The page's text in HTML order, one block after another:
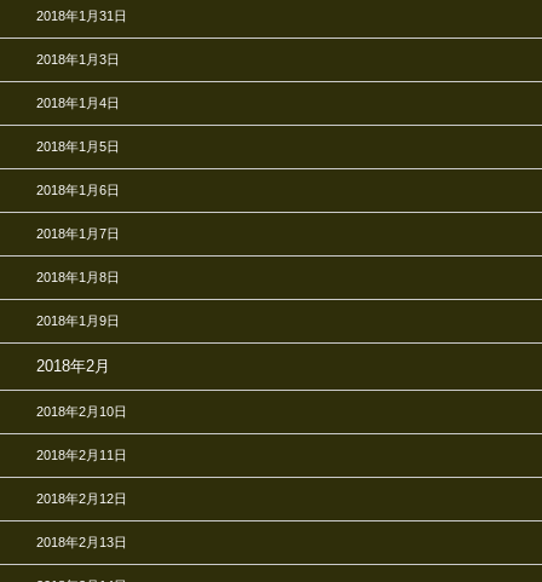
2018年1月31日
2018年1月3日
2018年1月4日
2018年1月5日
2018年1月6日
2018年1月7日
2018年1月8日
2018年1月9日
2018年2月
2018年2月10日
2018年2月11日
2018年2月12日
2018年2月13日